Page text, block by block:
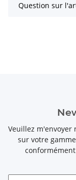
Question sur
Veuillez
sur votre